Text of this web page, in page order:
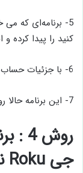
کنید را پیدا کرده و
6- با جزئیات حساب کاربری تان وارد شوید.
7- این برنامه حالا روی تلویزیون تان نصب می شود.
جی Roku نصب کنید